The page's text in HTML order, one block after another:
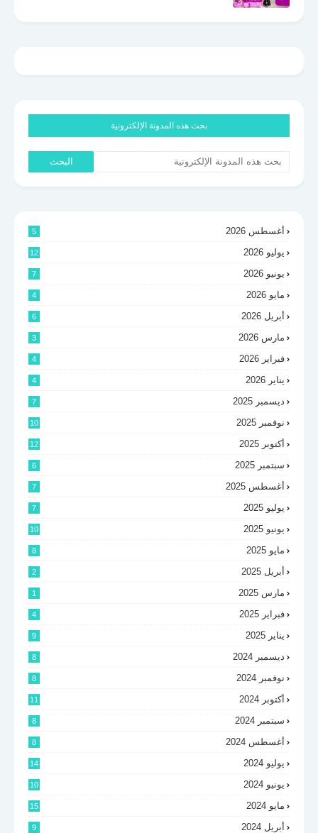
بحث هذه المدونة الإلكترونية
أغسطس 2026 5
يوليو 2026 12
يونيو 2026 7
مايو 2026 4
أبريل 2026 6
مارس 2026 3
فبراير 2026 4
يناير 2026 4
ديسمبر 2025 7
نوفمبر 2025 10
أكتوبر 2025 12
سبتمبر 2025 6
أغسطس 2025 7
يوليو 2025 7
يونيو 2025 10
مايو 2025 8
أبريل 2025 2
مارس 2025 1
فبراير 2025 4
يناير 2025 9
ديسمبر 2024 8
نوفمبر 2024 8
أكتوبر 2024 11
سبتمبر 2024 8
أغسطس 2024 8
يوليو 2024 14
يونيو 2024 10
مايو 2024 15
أبريل 2024 9